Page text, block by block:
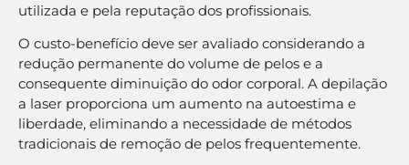
utilizada e pela reputação dos profissionais.
O custo-benefício deve ser avaliado considerando a
redução permanente do volume de pelos e a
consequente diminuição do odor corporal. A depilação
a laser proporciona um aumento na autoestima e
liberdade, eliminando a necessidade de métodos
tradicionais de remoção de pelos frequentemente.